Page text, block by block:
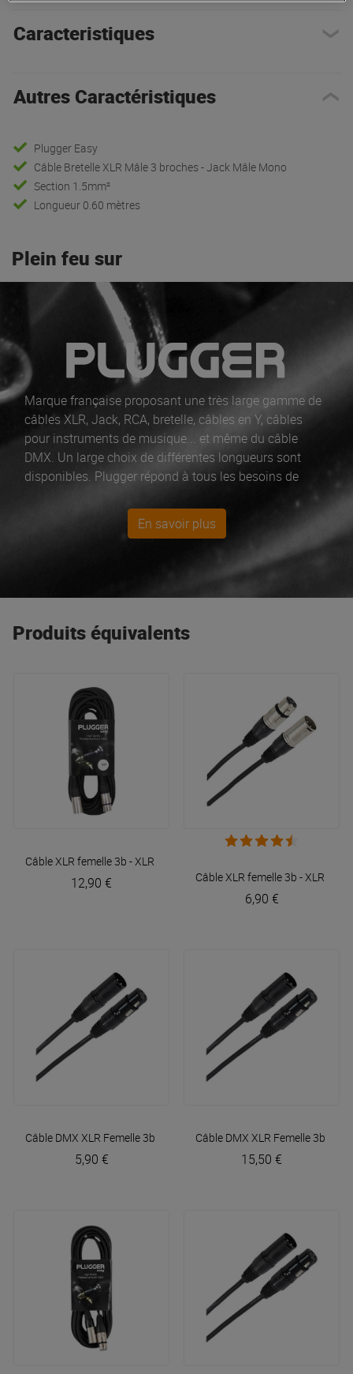
Caracteristiques
Autres Caractéristiques
Plugger Easy
Câble Bretelle XLR Mâle 3 broches - Jack Mâle Mono
Section 1.5mm²
Longueur 0.60 mètres
Plein feu sur
Marque française proposant une très large gamme de
câbles XLR, Jack, RCA, bretelle, câbles en Y, câbles
pour instruments de musique... et même du câble
DMX. Un large choix de différentes longueurs sont
disponibles. Plugger répond à tous les besoins de
connectiques Neutrik authentiques, soudées à la main.
De plus, tous les câbles Plugger sont en 100% cuivre
haute qualité à basse teneur en oxygène assurant
d'excellentes caractéristiques acoustiques et une
En savoir plus
Produits équivalents
Câble XLR femelle 3b - XLR mâle 3b 10m Easy
12,90 € Câble XLR femelle 3b - XLR
6,90 €
Câble DMX XLR Femelle 3b - XLR Mâle 3b 1m50 EasyPlugger
5,90 €
Câble DMX XLR Femelle 3b -
15,50 €